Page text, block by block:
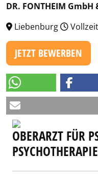
DR. FONTHEIM GmbH
Liebenburg
Vollzeit
JETZT BEWERBEN
OBERARZT FÜR